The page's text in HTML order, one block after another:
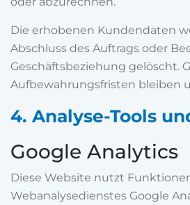
Die erhobenen Kundendaten
Abschluss des Auftrags oder
Geschäftsbeziehung gelöscht.
Aufbewahrungsfristen bleiben
4. Analyse-Tools
Google Analytics
Diese Website nutzt
Webanalysedienstes Google